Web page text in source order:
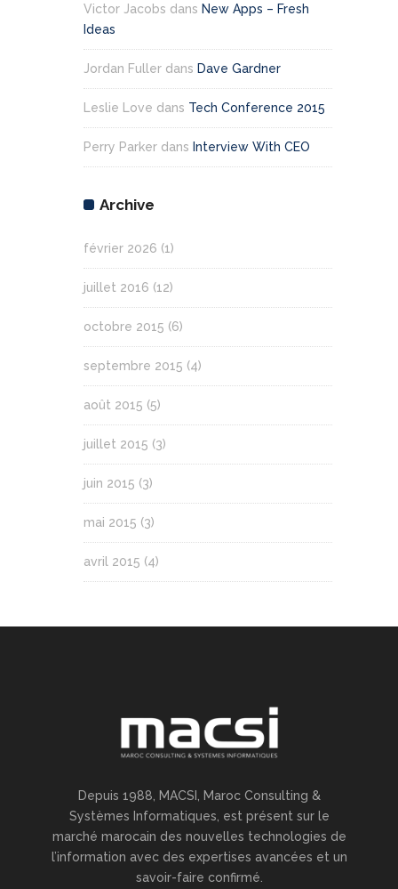
Victor Jacobs dans New Apps – Fresh
Ideas
Jordan Fuller dans Dave Gardner
Leslie Love dans Tech Conference 2015
Perry Parker dans Interview With CEO
Archive
février 2026 (1)
juillet 2016 (12)
octobre 2015 (6)
septembre 2015 (4)
août 2015 (5)
juillet 2015 (3)
juin 2015 (3)
mai 2015 (3)
avril 2015 (4)
Depuis 1988, MACSI, Maroc Consulting &
Systèmes Informatiques, est présent sur le
marché marocain des nouvelles technologies de
l’information avec des expertises avancées et un
savoir-faire confirmé.